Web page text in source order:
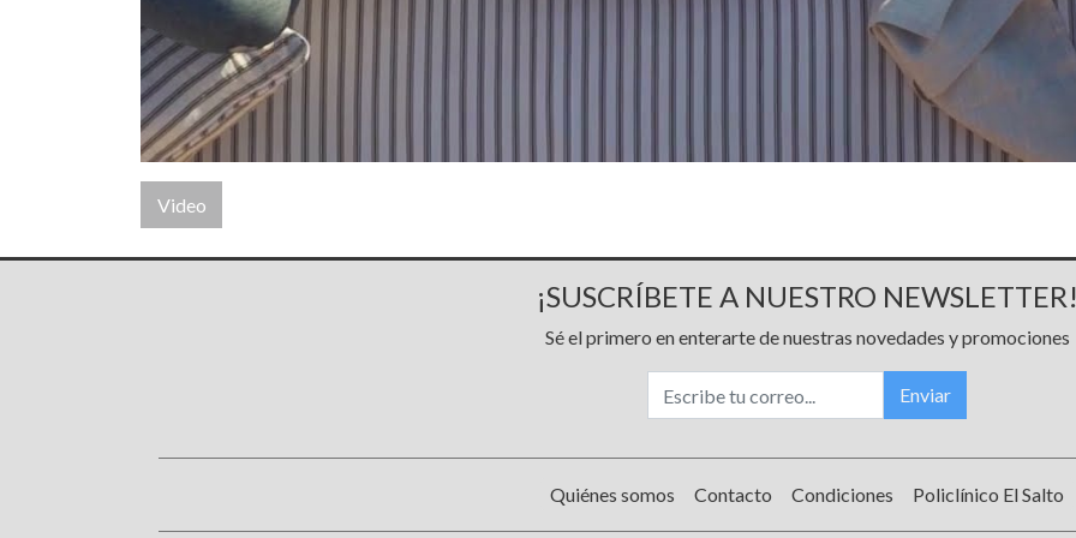
Video
¡SUSCRÍBETE A NUESTRO
Sé el primero en enterarte de nuestras novedades y promociones
Enviar
Quiénes somos Contacto Condiciones Policlínico El Salto